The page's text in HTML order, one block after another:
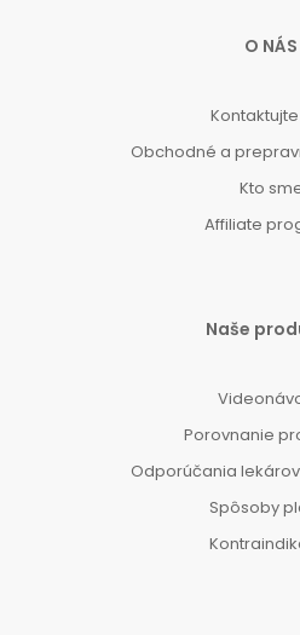
O NÁS
Obchodné a
Kto
Affiliate
Naše
Porovnanie
Odporúčania
Spôsoby